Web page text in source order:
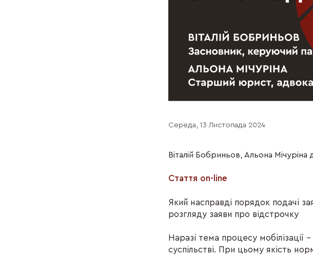
Середа, 13 Листопада 2024
Віталій Бобриньов, Альона Мічуріна
Стаття on-line
Який насправді порядок подачі
розгляду заяви про відстрочку
Наразі тема процесу
суспільстві. При цьому якість